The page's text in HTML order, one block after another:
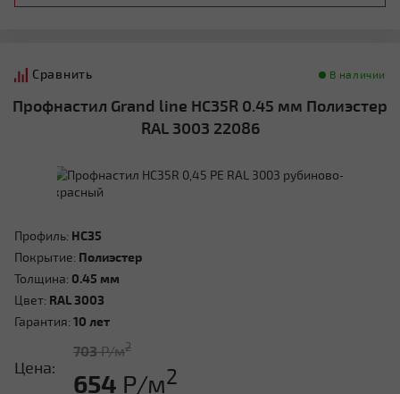
Сравнить В наличии
Профнастил Grand line HC35R 0.45 мм Полиэстер
RAL 3003 22086
Профиль: HC35
Покрытие: Полиэстер
Толщина: 0.45 мм
Цвет: RAL 3003
Гарантия: 10 лет
Цена:
703Р/м2
654 Р/м2